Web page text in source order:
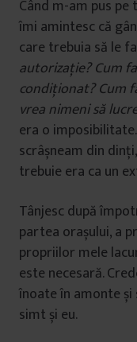
Când m-am pus
îmi amintesc că
care trebuia să le
autorizație? Cum
condiționat? Cum
vrea nimeni să
era o
scrâșneam din
trebuie era ca un
Tânjesc după
partea orașului, a
propriilor mele
este necesară.
înoate în amonte și
simt și eu.